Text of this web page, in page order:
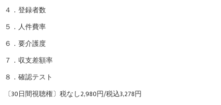
４．登録者数
５．人件費率
６．要介護度
７．収支差額率
８．確認テスト
〔30日間視聴権〕税なし2,980円/税込3,278円